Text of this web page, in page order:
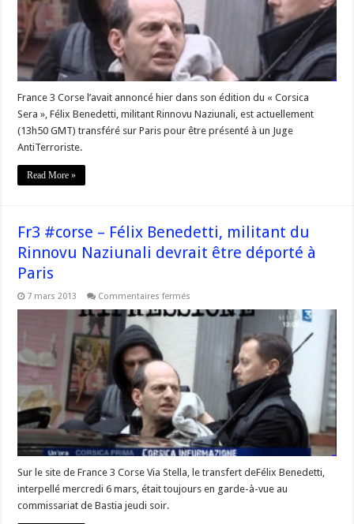
transféré
sur
Paris
France 3 Corse l’avait annoncé hier dans son édition du « Corsica
Sera », Félix Benedetti, militant Rinnovu Naziunali, est actuellement
(13h50 GMT) transféré sur Paris pour être présenté à un Juge
AntiTerroriste.
Read More »
Fr3 #corse – Félix Benedetti, militant du
Rinnovu Naziunali devrait être déporté à
Paris
7 mars 2013 Commentaires fermés
#corse
Félix
Benedetti,
Naziunali
devrait
être
déporté
à
Paris
Sur le site de France 3 Corse Via Stella, le transfert deFélix Benedetti,
interpellé mercredi 6 mars, était toujours en garde-à-vue au
commissariat de Bastia jeudi soir.